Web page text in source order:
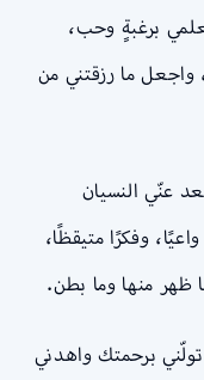
برغبةٍ وحب،
واجعل ما رزقتني من
عنّي النسيان
وفكرًا متيقظًا،
ظهر منها وما بطن.
برحمتك واهدني